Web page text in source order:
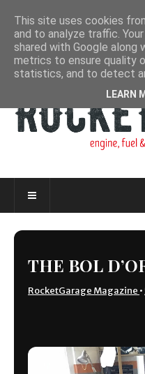
THE BOL
RocketGarage Magazine •
This site uses cookies
and to analyze traffic.
shared with Google along
metrics to ensure quality
statistics, and to detect
LEARN